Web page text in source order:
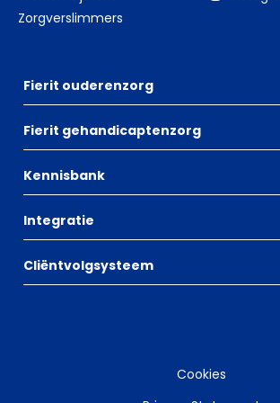
Zorgverslimmers
Fierit ouderenzorg
Fierit gehandicaptenzorg
Kennisbank
Integratie
Cliëntvolgsysteem
Cookies